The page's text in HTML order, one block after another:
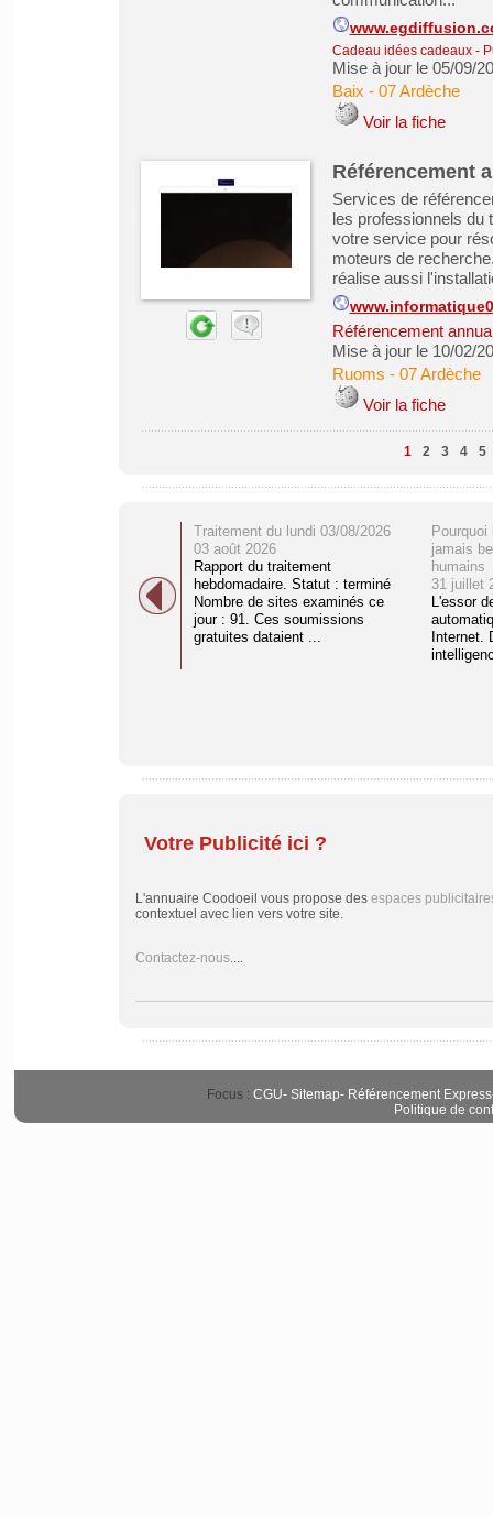
Cadeau idées cadeaux-
Mise à jour le 05/09/
Baix - 07 Ardèche
Voir la fiche
Référencement
Services de
les professionnels du
votre service pour
moteurs de
réalise aussi
Référencement
Mise à jour le 10/02/
Ruoms - 07 Ardèche
Voir la fiche
1 2 3 4 5
Traitement du lundi 03/08/2026
03 août 2026
Rapport du traitement
hebdomadaire. Statut : terminé
Nombre de sites examinés ce
jour : 91. Ces soumissions
gratuites dataient ...
jamais
humains
31 juillet
L'essor
Internet.
Votre Publicité ici ?
L'annuaire Coodoeil vous propose des espaces
contextuel avec lien vers votre site.
Contactez-nous....
Focus : CGU- Sitemap- Référencement Express
Politique de